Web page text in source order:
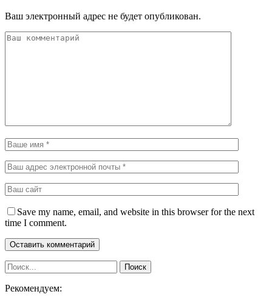
Ваш электронный адрес не будет опубликован.
Save my name, email, and website in this browser for the next
time I comment.
Рекомендуем: